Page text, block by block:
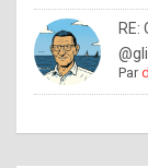
Par